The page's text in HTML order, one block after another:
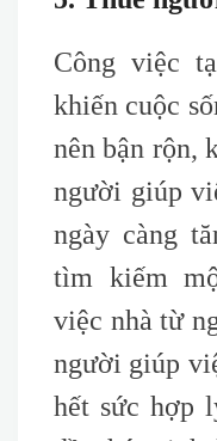
Công việc
khiến cuộc
nên bận rộn,
người giúp
ngày càng
tìm kiếm
việc nhà từ
người giúp
hết sức hợp